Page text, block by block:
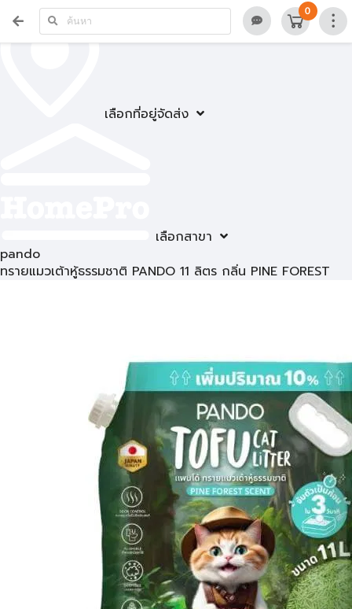
เลือกที่อยู่จัดส่ง
เลือกสาขา
0
pando
ทรายแมวเต้าหู้ธรรมชาติ PANDO 11 ลิตร กลิ่น PINE FOREST